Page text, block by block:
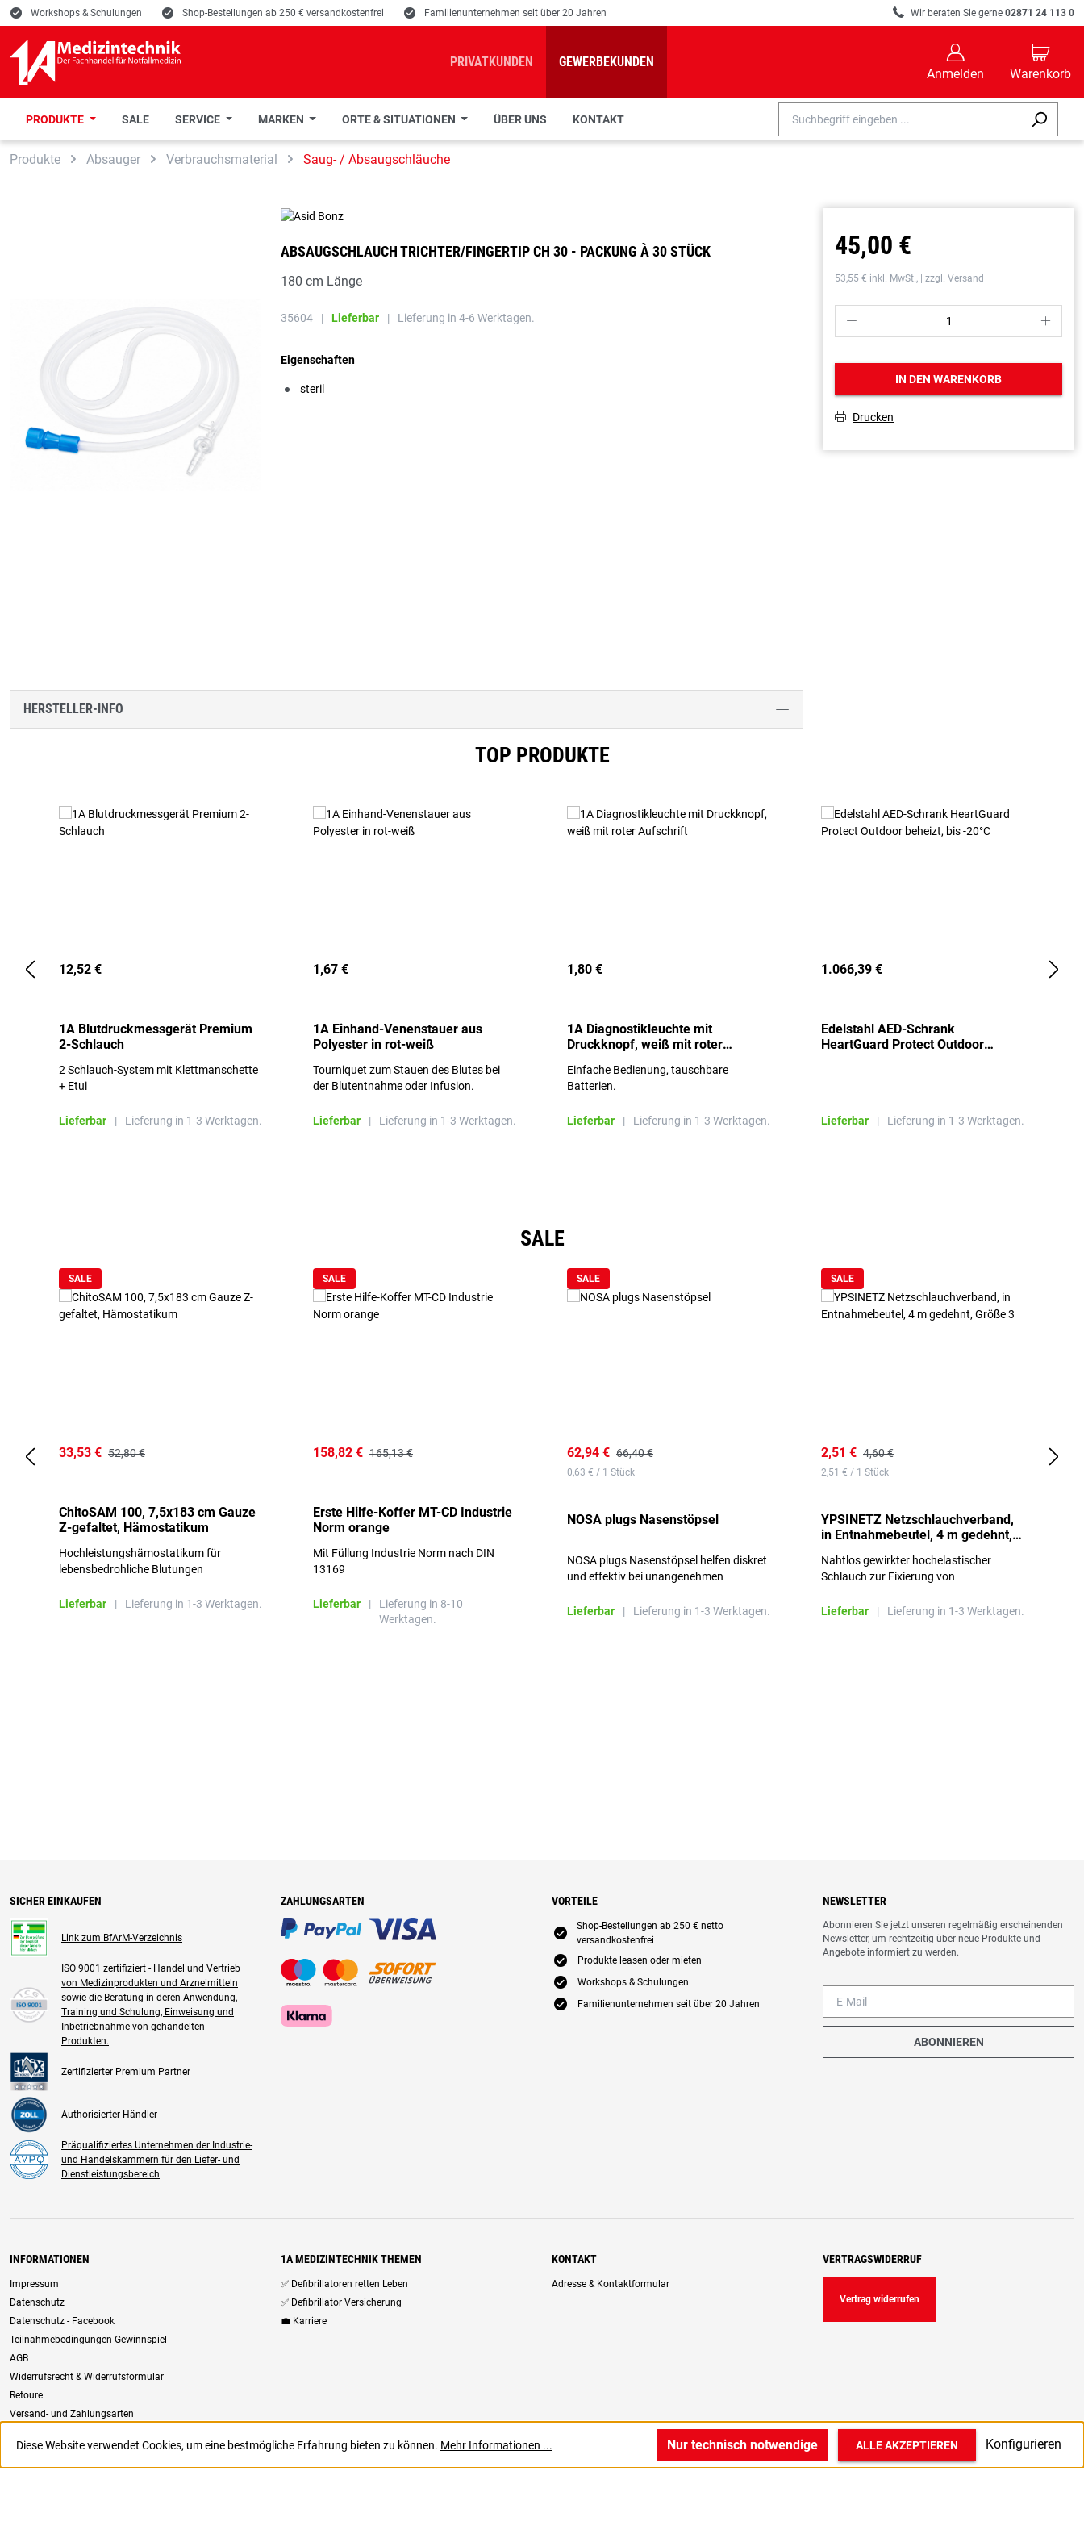
Zur Suche springen
Zur Hauptnavigation springen
E Workshops & Schulungen E Shop-Bestellungen ab 250 € versandkostenfrei E Familienunternehmen seit über 20 Jahren R Wir beraten Sie gerne 02871 24 113 0
PRIVATKUNDEN GEWERBEKUNDEN
B
Anmelden
C
Warenkorb
PRODUKTE SALE SERVICE MARKEN ORTE & SITUATIONEN ÜBER UNS KONTAKT
Produkte Absauger Verbrauchsmaterial Saug- / Absaugschläuche
ABSAUGSCHLAUCH TRICHTER/FINGERTIP CH 30 - PACKUNG À 30 STÜCK
180 cm Länge
35604 | Lieferbar | Lieferung in 4-6 Werktagen.
Eigenschaften
steril
HERSTELLER-INFO
45,00 €
53,55 € inkl. MwSt., | zzgl. Versand
P S
IN DEN WARENKORB
T Drucken
TOP PRODUKTE
12,52 €
1A Blutdruckmessgerät Premium
2-Schlauch
2 Schlauch-System mit Klettmanschette
+ Etui
Lieferbar | Lieferung in 1-3 Werktagen.
1,67 €
1A Einhand-Venenstauer aus
Polyester in rot-weiß
Tourniquet zum Stauen des Blutes bei
der Blutentnahme oder Infusion.
Lieferbar | Lieferung in 1-3 Werktagen.
1,80 €
1A Diagnostikleuchte mit
Druckknopf, weiß mit roter
Einfache Bedienung, tauschbare
Batterien.
Lieferbar | Lieferung in 1-3 Werktagen.
1.066,39 €
Edelstahl AED-Schrank
HeartGuard Protect Outdoor
Lieferbar | Lieferung in 1-3 Werktagen.
SALE
SALE
33,53 € 52,80 €
ChitoSAM 100, 7,5x183 cm Gauze
Z-gefaltet, Hämostatikum
Hochleistungshämostatikum für
lebensbedrohliche Blutungen
Lieferbar | Lieferung in 1-3 Werktagen.
SALE
158,82 € 165,13 €
Erste Hilfe-Koffer MT-CD Industrie
Norm orange
Mit Füllung Industrie Norm nach DIN
13169
Lieferbar |
Lieferung in 8-10
Werktagen.
SALE
62,94 € 66,40 €
0,63 € / 1 Stück
NOSA plugs Nasenstöpsel
NOSA plugs Nasenstöpsel helfen diskret
und effektiv bei unangenehmen
beeinträchtigen.
Lieferbar | Lieferung in 1-3 Werktagen.
SALE
2,51 € 4,60 €
2,51 € / 1 Stück
YPSINETZ Netzschlauchverband,
in Entnahmebeutel, 4 m gedehnt,
Nahtlos gewirkter hochelastischer
Schlauch zur Fixierung von
Lieferbar
| Lieferung in 1-3 Werktagen.
SICHER EINKAUFEN
Link zum BfArM-Verzeichnis
ISO 9001 zertifiziert - Handel und Vertrieb
von Medizinprodukten und Arzneimitteln
sowie die Beratung in deren Anwendung,
Training und Schulung, Einweisung und
Inbetriebnahme von gehandelten
Produkten.
Zertifizierter Premium Partner
Authorisierter Händler
Präqualifiziertes Unternehmen der Industrie-
und Handelskammern für den Liefer- und
Dienstleistungsbereich
ZAHLUNGSARTEN VORTEILE
E
Shop-Bestellungen ab 250 € netto
versandkostenfrei
E Produkte leasen oder mieten
E Workshops & Schulungen
E Familienunternehmen seit über 20 Jahren
NEWSLETTER
Abonnieren Sie jetzt unseren regelmäßig erscheinenden
Newsletter, um rechtzeitig über neue Produkte und
Angebote informiert zu werden.
ABONNIEREN
INFORMATIONEN
Impressum
Datenschutz
Datenschutz - Facebook
Teilnahmebedingungen Gewinnspiel
AGB
Widerrufsrecht & Widerrufsformular
Retoure
Versand- und Zahlungsarten
1A MEDIZINTECHNIK THEMEN
✅ Defibrillatoren retten Leben
✅ Defibrillator Versicherung
💼 Karriere
KONTAKT
Adresse & Kontaktformular
VERTRAGSWIDERRUF
Vertrag widerrufen
Diese Website verwendet Cookies, um eine bestmögliche Erfahrung bieten zu können. Mehr Informationen ... Nur technisch notwendige Konfigurieren
ALLE AKZEPTIEREN